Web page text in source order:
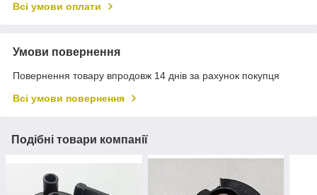
Всі умови оплати
Умови повернення
Повернення товару впродовж 14 днів за рахунок покупця
Всі умови повернення
Подібні товари компанії